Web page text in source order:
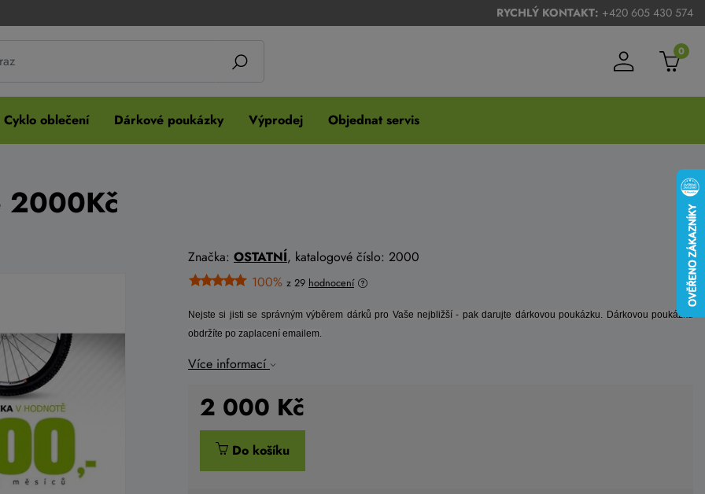
RYCHLÝ KONTAKT: +420 605 430 574
0
Cyklo oblečení Dárkové poukázky Výprodej Objednat servis
2000Kč
Značka: OSTATNÍ, katalogové číslo: 2000
100% z 29 hodnocení
Nejste si jisti se správným výběrem dárků pro Vaše nejbližší - pak darujte dárkovou poukázku. Dárkovou poukázku
obdržíte po zaplacení emailem.
Více informací
2 000 Kč
Do košíku